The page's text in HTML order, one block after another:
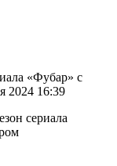
«Фубар» с
2024 16:39